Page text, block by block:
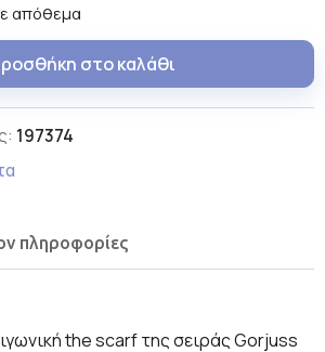
απόθεμα
στο καλάθι
197374
πληροφορίες
the scarf της σειράς Gorjuss